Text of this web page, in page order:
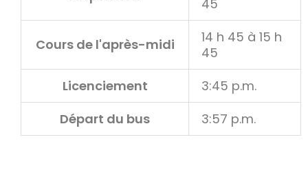
45
Cours de l'après-midi
14 h 45 à 15 h
45
Licenciement
3:45 p.m.
Départ du bus
3:57 p.m.